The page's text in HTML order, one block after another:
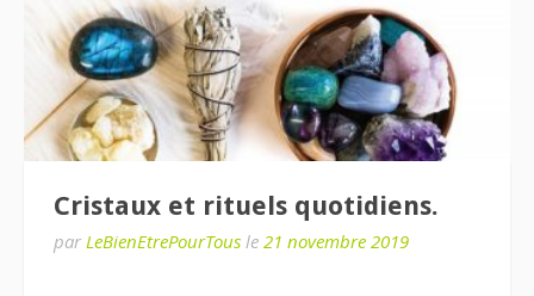
Cristaux et rituels quotidiens.
par LeBienEtrePourTous le 21 novembre 2019